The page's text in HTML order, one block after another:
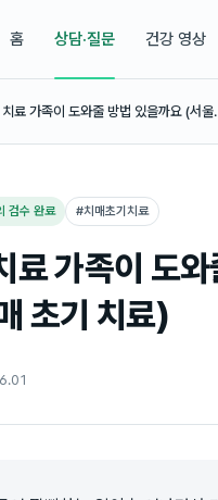
홈 상담·질문 건강 영상
치료 가족이 도와줄 방법 있을까요 (서
검수 완료 #치매초기치료
료 가족이 도
초기 치료)